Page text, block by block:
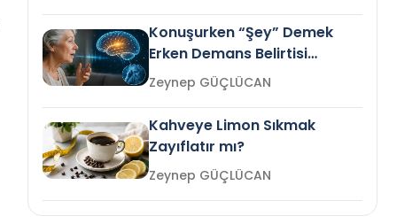
Konuşurken “Şey” Demek
Erken Demans Belirtisi
Olabilir mi?Zeynep GÜÇLÜCAN
Kahveye Limon Sıkmak
Zayıflatır mı?
Zeynep GÜÇLÜCAN